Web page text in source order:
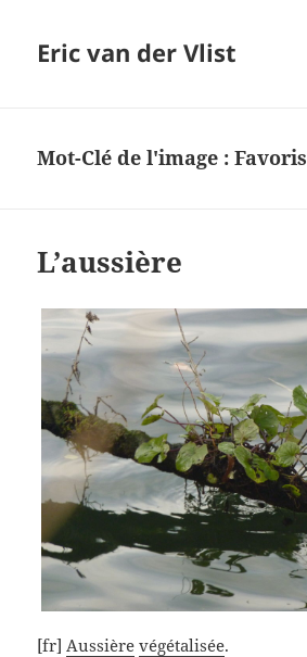
Eric van der Vlist
Mot-Clé de l'image :Favoris
L’aussière
[fr] Aussière végétalisée.